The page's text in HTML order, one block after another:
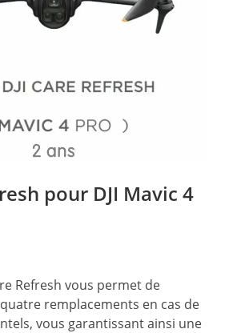
pour DJI Mavic 4
Refresh vous permet de
remplacements en cas de
vous garantissant ainsi une